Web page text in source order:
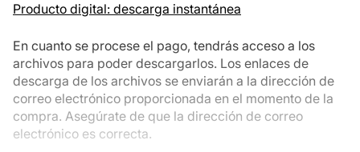
Producto digital: descarga instantánea
En cuanto se procese el pago, tendrás acceso a los
archivos para poder descargarlos. Los enlaces de
descarga de los archivos se enviarán a la dirección de
correo electrónico proporcionada en el momento de la
compra. Asegúrate de que la dirección de correo
electrónico es correcta.